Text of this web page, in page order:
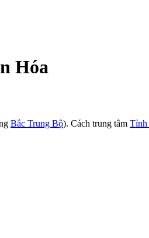
Hóa
Bắc Trung Bộ). Cách trung tâm Tỉnh